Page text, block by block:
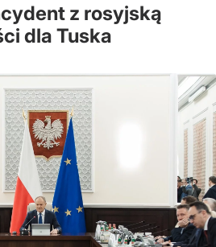
z rosyjską
dla Tuska